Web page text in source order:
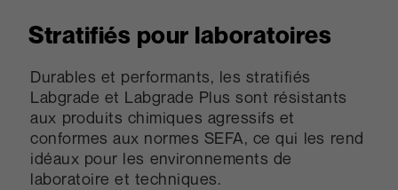
Stratifiés pour laboratoires
Durables et performants, les stratifiés
Labgrade et Labgrade Plus sont résistants
aux produits chimiques agressifs et
conformes aux normes SEFA, ce qui les rend
idéaux pour les environnements de
laboratoire et techniques.